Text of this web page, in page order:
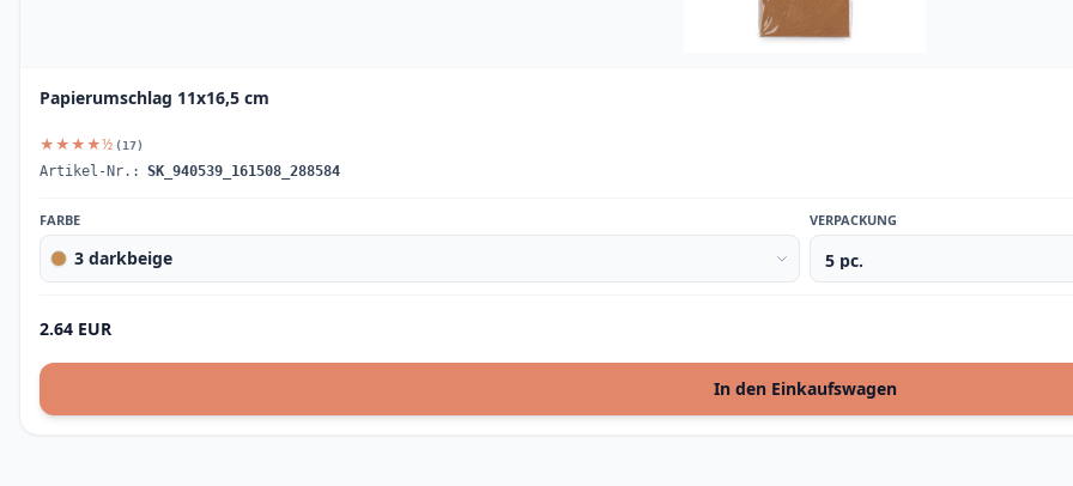
Papierumschlag 11x16,5 cm
★★★★½ (17)
Artikel-Nr.: SK_940539_161508_288584
FARBE
3 darkbeige
VERPACKUNG
2.64 EUR
In den Einkaufswagen